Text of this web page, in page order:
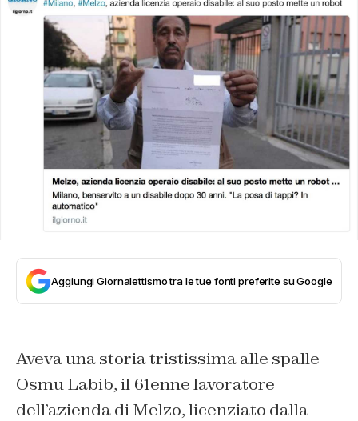
Aggiungi Giornalettismo tra le tue fonti preferite su Google
Aveva una storia tristissima alle spalle
Osmu Labib, il 61enne lavoratore
dell’azienda di Melzo, licenziato dalla